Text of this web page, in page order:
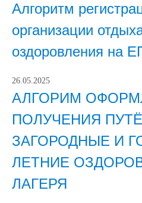
Алгоритм
организации
оздоровления на
26.05.2025
АЛГОРИМ
ПОЛУЧЕНИЯ
ЗАГОРОДНЫЕ И
ЛЕТНИЕ
ЛАГЕРЯ